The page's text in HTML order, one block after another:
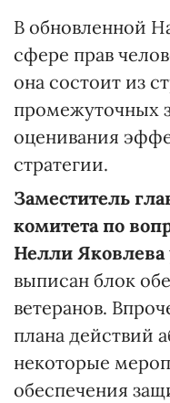
В обновленной
сфере прав
она состоит из
промежуточных
оценивания
стратегии.
Заместитель
комитета по
Нелли Яковлева
выписан блок
ветеранов.
плана действий
некоторые
обеспечения